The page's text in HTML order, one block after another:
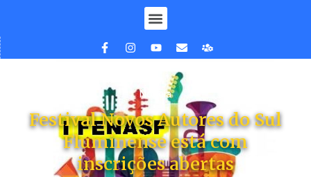
Notícia
Festival Novos Autores do Sul
Fluminense está com
inscrições abertas